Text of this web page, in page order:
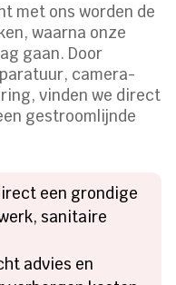
met ons worden de
waarna onze
gaan. Door
camera-
vinden we direct
gestroomlijnde
een grondige
sanitaire
advies en